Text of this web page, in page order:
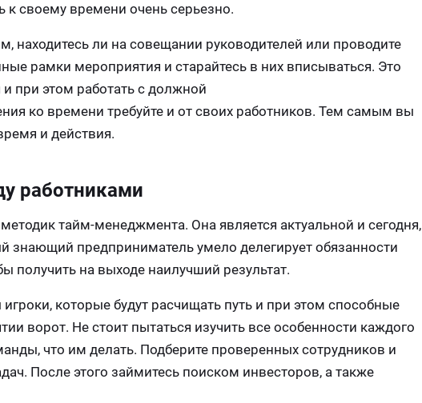
к своему времени очень серьезно.
находитесь ли на совещании руководителей или проводите
рамки мероприятия и старайтесь в них вписываться. Это
при этом работать с должной
ко времени требуйте и от своих работников. Тем самым вы
и действия.
работниками
тайм-менеджмента. Она является актуальной и сегодня,
знающий предприниматель умело делегирует обязанности
получить на выходе наилучший результат.
которые будут расчищать путь и при этом способные
ворот. Не стоит пытаться изучить все особенности каждого
что им делать. Подберите проверенных сотрудников и
После этого займитесь поиском инвесторов, а также